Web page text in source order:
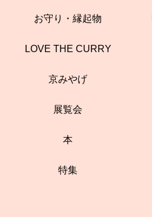
お守り・縁起物
LOVE THE CURRY
京みやげ
展覧会
本
特集